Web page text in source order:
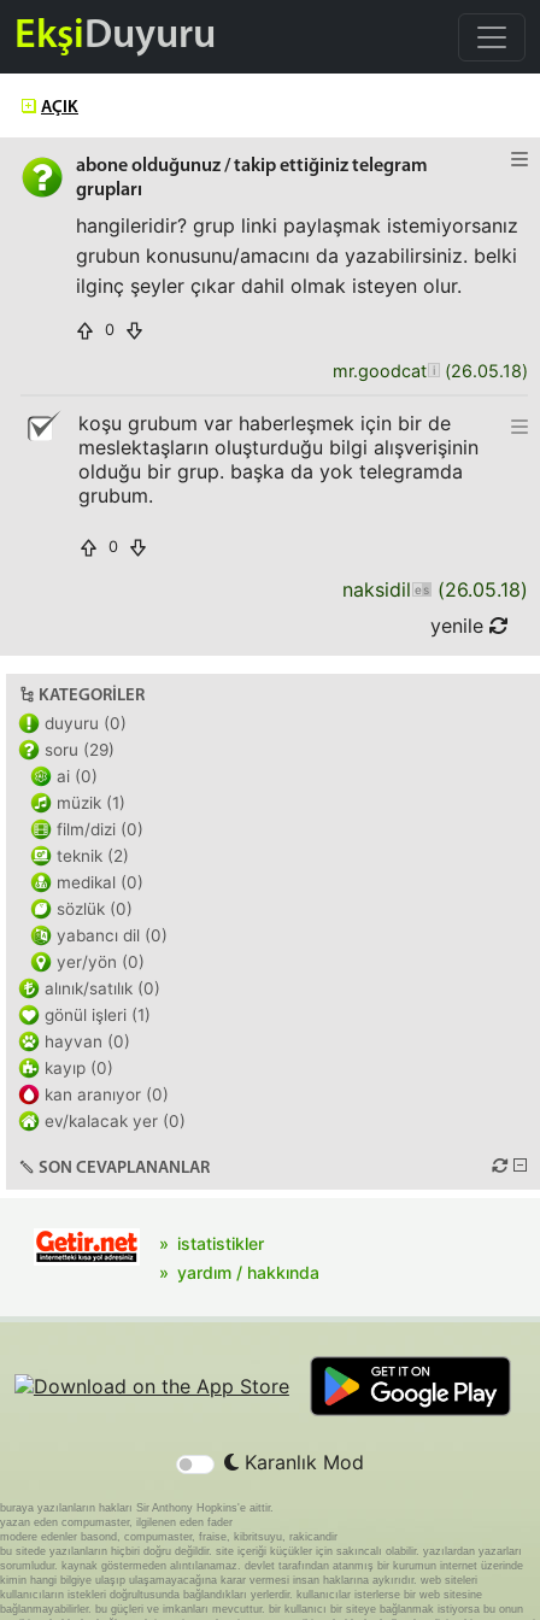
EkşiDuyuru
AÇIK
abone olduğunuz / takip ettiğiniz telegram
grupları
hangileridir? grup linki paylaşmak istemiyorsanız
grubun konusunu/amacını da yazabilirsiniz. belki
ilginç şeyler çıkar dahil olmak isteyen olur.
0
mr.goodcat (26.05.18)
koşu grubum var haberleşmek için bir de
meslektaşların oluşturduğu bilgi alışverişinin
olduğu bir grup. başka da yok telegramda
grubum.
0
naksidil (26.05.18)
yenile
KATEGORILER
duyuru (0)
soru (29)
ai (0)
müzik (1)
film/dizi (0)
teknik (2)
medikal (0)
sözlük (0)
yabancı dil (0)
yer/yön (0)
alınık/satılık (0)
gönül işleri (1)
hayvan (0)
kayıp (0)
kan aranıyor (0)
ev/kalacak yer (0)
SON CEVAPLANANLAR
istatistikler
yardım / hakkında
Karanlık Mod
buraya yazılanların hakları Sir Anthony Hopkins'e aittir.
yazan eden compumaster, ilgilenen eden fader
modere edenler basond, compumaster, fraise, kibritsuyu, rakicandir
bu sitede yazılanların hiçbiri doğru değildir. site içeriği küçükler için sakıncalı olabilir. yazılardan yazarları
sorumludur. kaynak göstermeden alıntılanamaz. devlet tarafından atanmış bir kurumun internet üzerinde
kimin hangi bilgiye ulaşıp ulaşamayacağına karar vermesi insan haklarına aykırıdır. web siteleri
kullanıcıların istekleri doğrultusunda bağlandıkları yerlerdir. kullanıcılar isterlerse bir web sitesine
bağlanmayabilirler. bu güçleri ve imkanları mevcuttur. bir kullanıcı bir siteye bağlanmak istiyorsa bu onun